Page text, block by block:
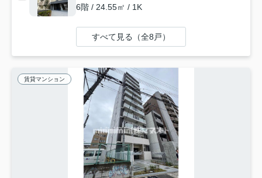
6階 / 24.55㎡ / 1K
すべて見る（全8戸）
賃貸マンション